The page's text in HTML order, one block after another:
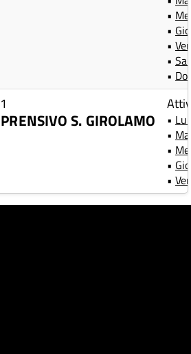
•
•
•
•
•
S. GIROLAMO •
•
•
•
•